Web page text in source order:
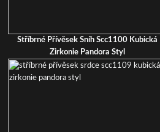
Stříbrné Přívěsek Sníh Scc1100 Kubická
Zirkonie Pandora Styl